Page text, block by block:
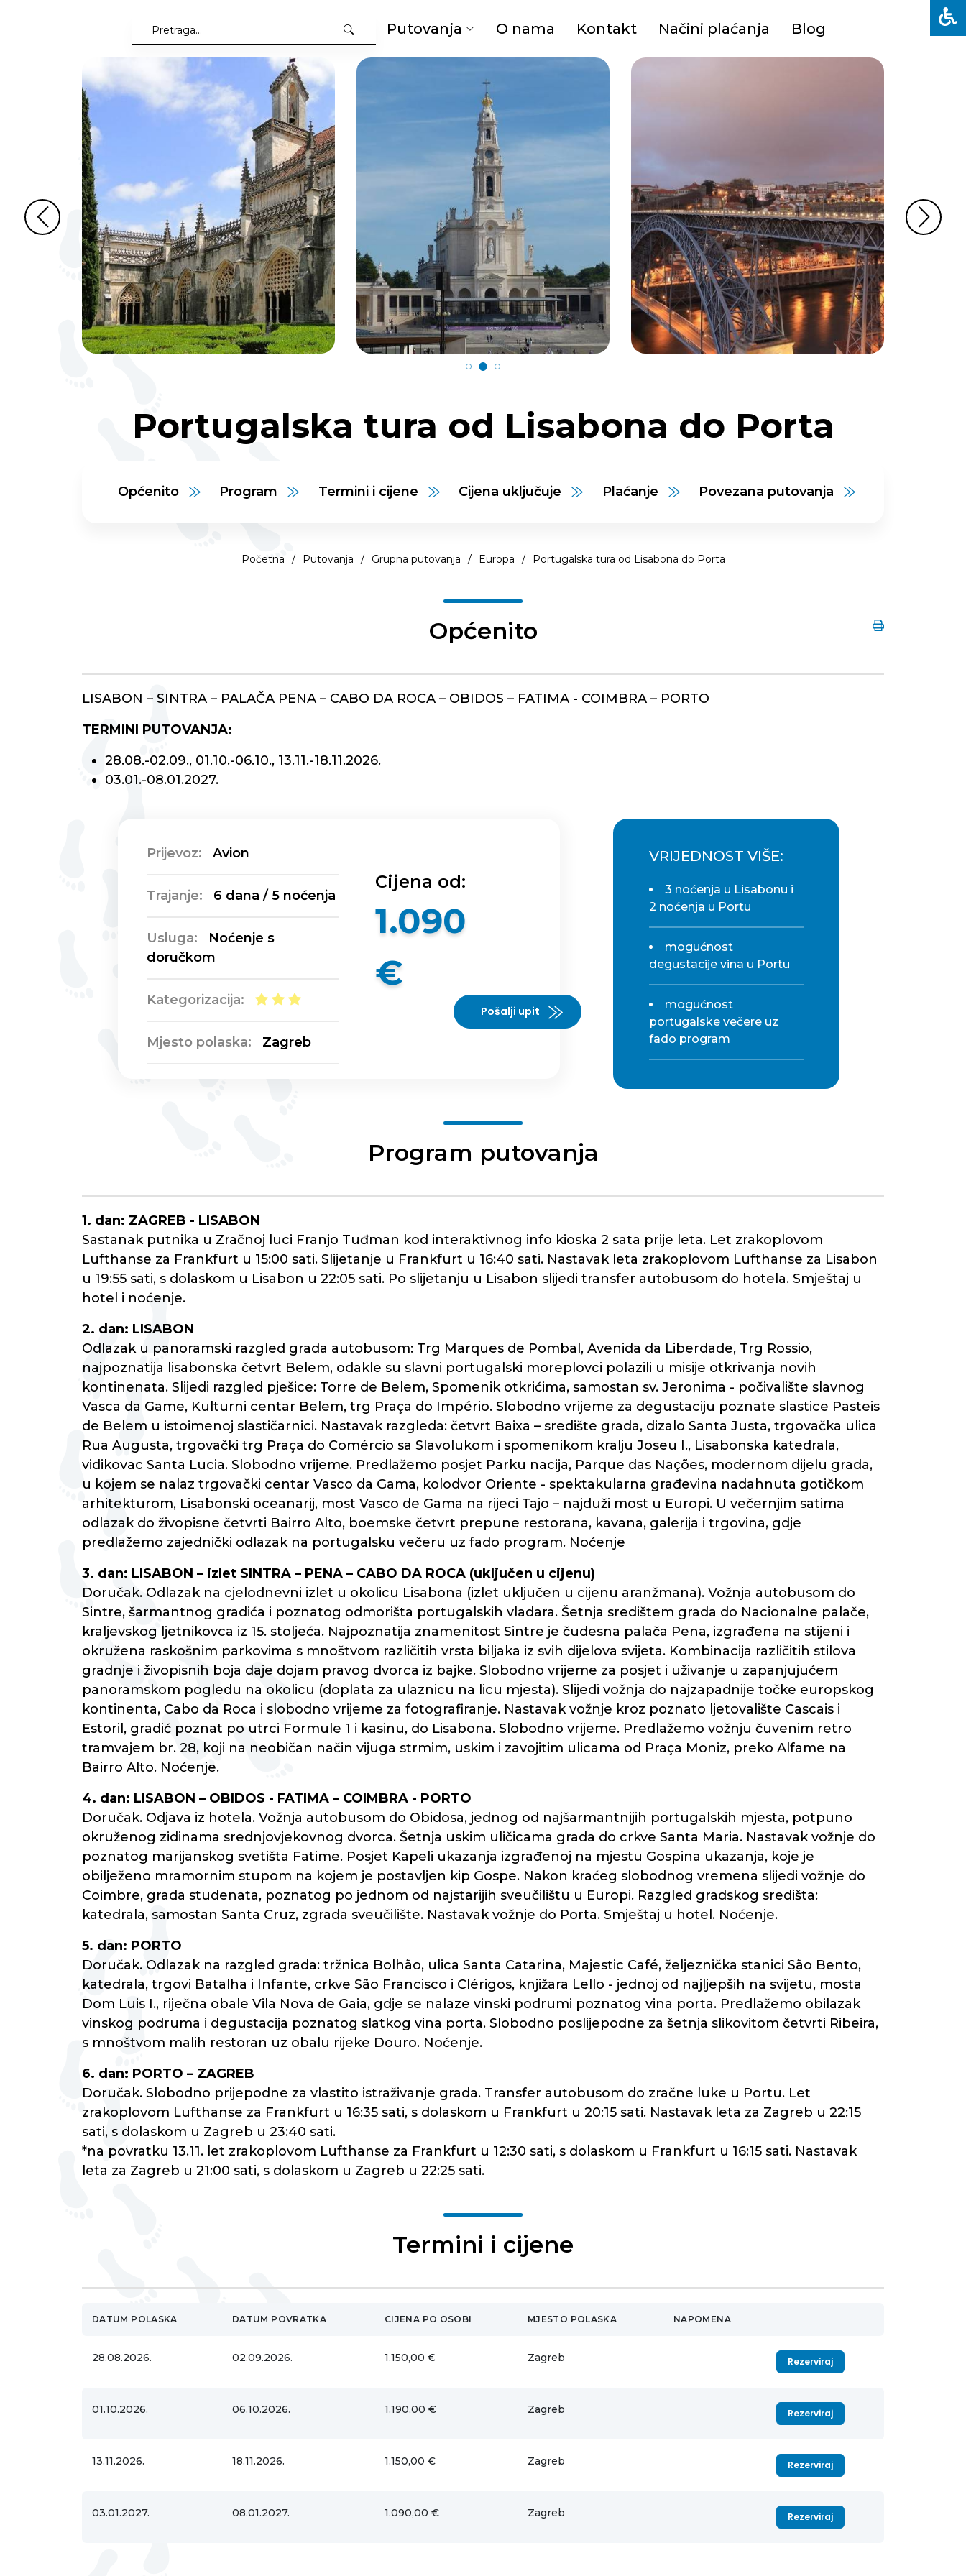
Putovanja O nama Kontakt Načini plaćanja Blog
Portugalska tura od Lisabona do Porta
Općenito Program Termini i cijene Cijena uključuje Plaćanje Povezana putovanja
Početna / Putovanja / Grupna putovanja / Europa / Portugalska tura od Lisabona do Porta
Općenito
LISABON – SINTRA – PALAČA PENA – CABO DA ROCA – OBIDOS – FATIMA - COIMBRA – PORTO
TERMINI PUTOVANJA:
28.08.-02.09., 01.10.-06.10., 13.11.-18.11.2026.
03.01.-08.01.2027.
Prijevoz: Avion
Trajanje: 6 dana / 5 noćenja
Usluga:
Noćenje s
doručkom
Kategorizacija:
Mjesto polaska: Zagreb
Cijena od:
1.090
€
Pošalji upit
VRIJEDNOST VIŠE:
3 noćenja u Lisabonu i
2 noćenja u Portu
mogućnost
degustacije vina u Portu
mogućnost
portugalske večere uz
fado program
Program putovanja
1. dan: ZAGREB - LISABON
Sastanak putnika u Zračnoj luci Franjo Tuđman kod interaktivnog info kioska 2 sata prije leta. Let zrakoplovom
Lufthanse za Frankfurt u 15:00 sati. Slijetanje u Frankfurt u 16:40 sati. Nastavak leta zrakoplovom Lufthanse za Lisabon
u 19:55 sati, s dolaskom u Lisabon u 22:05 sati. Po slijetanju u Lisabon slijedi transfer autobusom do hotela. Smještaj u
hotel i noćenje.
2. dan: LISABON
Odlazak u panoramski razgled grada autobusom: Trg Marques de Pombal, Avenida da Liberdade, Trg Rossio,
najpoznatija lisabonska četvrt Belem, odakle su slavni portugalski moreplovci polazili u misije otkrivanja novih
kontinenata. Slijedi razgled pješice: Torre de Belem, Spomenik otkrićima, samostan sv. Jeronima - počivalište slavnog
Vasca da Game, Kulturni centar Belem, trg Praça do Império. Slobodno vrijeme za degustaciju poznate slastice Pasteis
de Belem u istoimenoj slastičarnici. Nastavak razgleda: četvrt Baixa – središte grada, dizalo Santa Justa, trgovačka ulica
Rua Augusta, trgovački trg Praça do Comércio sa Slavolukom i spomenikom kralju Joseu I., Lisabonska katedrala,
vidikovac Santa Lucia. Slobodno vrijeme. Predlažemo posjet Parku nacija, Parque das Nações, modernom dijelu grada,
u kojem se nalaz trgovački centar Vasco da Gama, kolodvor Oriente - spektakularna građevina nadahnuta gotičkom
arhitekturom, Lisabonski oceanarij, most Vasco de Gama na rijeci Tajo – najduži most u Europi. U večernjim satima
odlazak do živopisne četvrti Bairro Alto, boemske četvrt prepune restorana, kavana, galerija i trgovina, gdje
predlažemo zajednički odlazak na portugalsku večeru uz fado program. Noćenje
3. dan: LISABON – izlet SINTRA – PENA – CABO DA ROCA (uključen u cijenu)
Doručak. Odlazak na cjelodnevni izlet u okolicu Lisabona (izlet uključen u cijenu aranžmana). Vožnja autobusom do
Sintre, šarmantnog gradića i poznatog odmorišta portugalskih vladara. Šetnja središtem grada do Nacionalne palače,
kraljevskog ljetnikovca iz 15. stoljeća. Najpoznatija znamenitost Sintre je čudesna palača Pena, izgrađena na stijeni i
okružena raskošnim parkovima s mnoštvom različitih vrsta biljaka iz svih dijelova svijeta. Kombinacija različitih stilova
gradnje i živopisnih boja daje dojam pravog dvorca iz bajke. Slobodno vrijeme za posjet i uživanje u zapanjujućem
panoramskom pogledu na okolicu (doplata za ulaznicu na licu mjesta). Slijedi vožnja do najzapadnije točke europskog
kontinenta, Cabo da Roca i slobodno vrijeme za fotografiranje. Nastavak vožnje kroz poznato ljetovalište Cascais i
Estoril, gradić poznat po utrci Formule 1 i kasinu, do Lisabona. Slobodno vrijeme. Predlažemo vožnju čuvenim retro
tramvajem br. 28, koji na neobičan način vijuga strmim, uskim i zavojitim ulicama od Praça Moniz, preko Alfame na
Bairro Alto. Noćenje.
4. dan: LISABON – OBIDOS - FATIMA – COIMBRA - PORTO
Doručak. Odjava iz hotela. Vožnja autobusom do Obidosa, jednog od najšarmantnijih portugalskih mjesta, potpuno
okruženog zidinama srednjovjekovnog dvorca. Šetnja uskim uličicama grada do crkve Santa Maria. Nastavak vožnje do
poznatog marijanskog svetišta Fatime. Posjet Kapeli ukazanja izgrađenoj na mjestu Gospina ukazanja, koje je
obilježeno mramornim stupom na kojem je postavljen kip Gospe. Nakon kraćeg slobodnog vremena slijedi vožnje do
Coimbre, grada studenata, poznatog po jednom od najstarijih sveučilištu u Europi. Razgled gradskog središta:
katedrala, samostan Santa Cruz, zgrada sveučilište. Nastavak vožnje do Porta. Smještaj u hotel. Noćenje.
5. dan: PORTO
Doručak. Odlazak na razgled grada: tržnica Bolhão, ulica Santa Catarina, Majestic Café, željeznička stanici São Bento,
katedrala, trgovi Batalha i Infante, crkve São Francisco i Clérigos, knjižara Lello - jednoj od najljepših na svijetu, mosta
Dom Luis I., riječna obale Vila Nova de Gaia, gdje se nalaze vinski podrumi poznatog vina porta. Predlažemo obilazak
vinskog podruma i degustacija poznatog slatkog vina porta. Slobodno poslijepodne za šetnja slikovitom četvrti Ribeira,
s mnoštvom malih restoran uz obalu rijeke Douro. Noćenje.
6. dan: PORTO – ZAGREB
Doručak. Slobodno prijepodne za vlastito istraživanje grada. Transfer autobusom do zračne luke u Portu. Let
zrakoplovom Lufthanse za Frankfurt u 16:35 sati, s dolaskom u Frankfurt u 20:15 sati. Nastavak leta za Zagreb u 22:15
sati, s dolaskom u Zagreb u 23:40 sati.
*na povratku 13.11. let zrakoplovom Lufthanse za Frankfurt u 12:30 sati, s dolaskom u Frankfurt u 16:15 sati. Nastavak
leta za Zagreb u 21:00 sati, s dolaskom u Zagreb u 22:25 sati.
Termini i cijene
DATUM POLASKA DATUM POVRATKA CIJENA PO OSOBI MJESTO POLASKA NAPOMENA
28.08.2026. 02.09.2026. 1.150,00 € Zagreb Rezerviraj
01.10.2026. 06.10.2026. 1.190,00 € Zagreb Rezerviraj
13.11.2026. 18.11.2026. 1.150,00 € Zagreb Rezerviraj
03.01.2027. 08.01.2027. 1.090,00 € Zagreb Rezerviraj